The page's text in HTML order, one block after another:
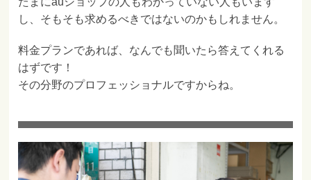
し、そもそも求めるべきではないのかもしれません。
料金プランであれば、なんでも聞いたら答えてくれる
はずです！
その分野のプロフェッショナルですからね。